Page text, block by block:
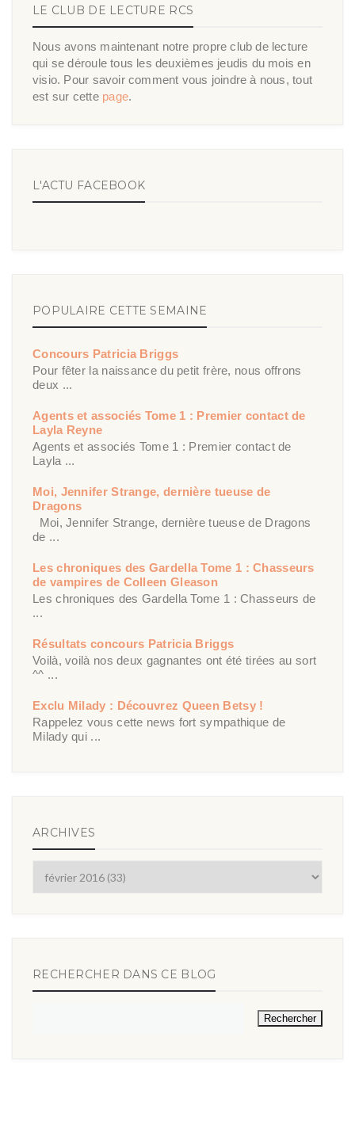
LE CLUB DE LECTURE RCS
Nous avons maintenant notre propre club de lecture
qui se déroule tous les deuxièmes jeudis du mois en
visio. Pour savoir comment vous joindre à nous, tout
est sur cette page.
L'ACTU FACEBOOK
POPULAIRE CETTE SEMAINE
Concours Patricia Briggs
Pour fêter la naissance du petit frère, nous offrons
deux ...
Agents et associés Tome 1 : Premier contact de
Layla Reyne
Agents et associés Tome 1 : Premier contact de
Layla ...
Moi, Jennifer Strange, dernière tueuse de
Dragons
Moi, Jennifer Strange, dernière tueuse de Dragons
de ...
Les chroniques des Gardella Tome 1 : Chasseurs
de vampires de Colleen Gleason
Les chroniques des Gardella Tome 1 : Chasseurs de
...
Résultats concours Patricia Briggs
Voilà, voilà nos deux gagnantes ont été tirées au sort
^^ ...
Exclu Milady : Découvrez Queen Betsy !
Rappelez vous cette news fort sympathique de
Milady qui ...
ARCHIVES
RECHERCHER DANS CE BLOG